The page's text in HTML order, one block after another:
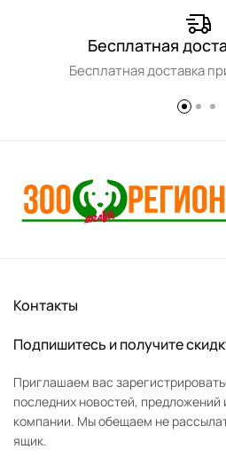
Бесплатная
Бесплатная доставка
Контакты
Подпишитесь и получите
Приглашаем вас
последних новостей, предложений
компании. Мы обещаем не
ящик.